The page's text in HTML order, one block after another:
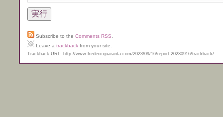
Subscribe to the Comments RSS
Leave a trackback from your site.
Trackback URL: http://www.fredericquaranta.com/2023/09/16/report-20230916/trackback/